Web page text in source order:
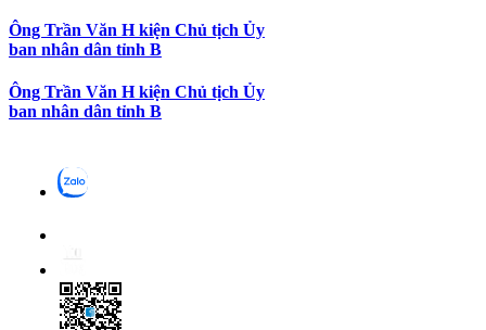
Ông Trần Văn H kiện Chủ tịch Ủy
ban nhân dân tỉnh B
Ông Trần Văn H kiện Chủ tịch Ủy
ban nhân dân tỉnh B